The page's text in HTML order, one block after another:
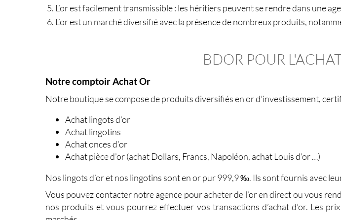
L’or est facilement transmissible : les héritiers peuvent se rendre dans une
L’or est un marché diversifié avec la présence de nombreux produits,
BDOR POUR
Notre comptoir Achat Or
Notre boutique se compose de produits diversifiés en or d’investissement,
Achat lingots d’or
Achat lingotins
Achat onces d’or
Achat pièce d’or (achat Dollars, Francs, Napoléon, achat Louis d’or …)
Nos lingots d’or et nos lingotins sont en or pur 999,9 ‰. Ils sont fournis avec
Vous pouvez contacter notre agence pouracheter de l’or en directou vous
nos produits et vous pourrez effectuer vos transactions d’achat d’or. Les